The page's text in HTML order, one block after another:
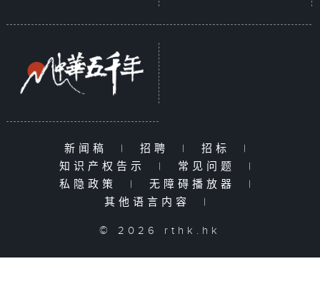
新闻稿 | 招聘 | 招标
|
知识产权告示
| 常见问题
|
私隐政策
| 无障碍播放器
|
其他语言内容
|
© 2026 rthk.hk